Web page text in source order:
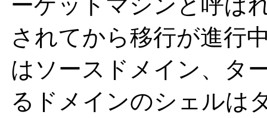
されてから移行が進行
はソースドメイン、タ
るドメインのシェルは